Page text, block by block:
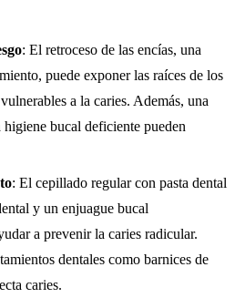
: El retroceso de las encías, una
puede exponer las raíces de los
a la caries. Además, una
higiene bucal deficiente pueden
: El cepillado regular con pasta dental
y un enjuague bucal
a prevenir la caries radicular.
dentales como barnices de
caries.